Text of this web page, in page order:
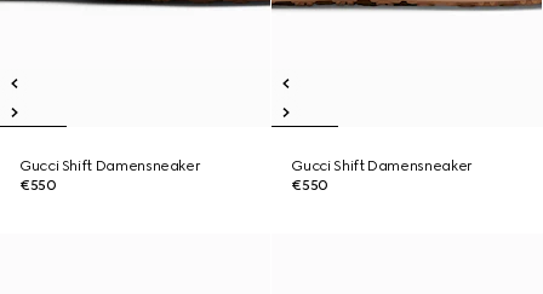
Gucci Shift Damensneaker
€550
Gucci Shift Damensneaker
€550